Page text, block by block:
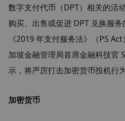
数字支付代币（DPT）相关的活
购买、出售或促进 DPT 兑换服
《2019 年支付服务法》（PS
加坡金融管理局首席金融科技
示，将严厉打击加密货币投机行为
加密货币